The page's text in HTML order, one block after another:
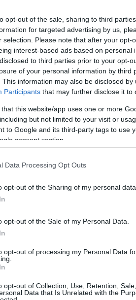
opt-out of the sale, sharing to third
for targeted advertising by us,
selection. Please note that after your opt-
interest-based ads based on personal
to third parties prior to your opt-
of your personal information by third
This information may also be disclosed
Participants that may further disclose it to
that this website/app uses one or more
but not limited to your visit or
to Google and its third-party tags to use
consent section.
Data Processing Opt Outs
opt-out of the Sharing of my personal data.
opt-out of the Sale of my Personal Data.
opt-out of processing my Personal Data
opt-out of Collection, Use, Retention,
Data that Is Unrelated with the
η μάτσα, (το
και βοηθάει στο χειρισμό
Ιταλίδα στον αυχένα.
το ΕΚΑΒ . Η άτυχη γυναίκα
και οι διασώστες
όμως δυστυχώς έχασε τη μάχη